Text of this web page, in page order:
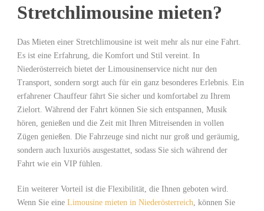
Stretchlimousine mieten?
Das Mieten einer Stretchlimousine ist weit mehr als nur eine Fahrt.
Es ist eine Erfahrung, die Komfort und Stil vereint. In
Niederösterreich bietet der Limousinenservice nicht nur den
Transport, sondern sorgt auch für ein ganz besonderes Erlebnis. Ein
erfahrener Chauffeur fährt Sie sicher und komfortabel zu Ihrem
Zielort. Während der Fahrt können Sie sich entspannen, Musik
hören, genießen und die Zeit mit Ihren Mitreisenden in vollen
Zügen genießen. Die Fahrzeuge sind nicht nur groß und geräumig,
sondern auch luxuriös ausgestattet, sodass Sie sich während der
Fahrt wie ein VIP fühlen.
Ein weiterer Vorteil ist die Flexibilität, die Ihnen geboten wird.
Wenn Sie eine Limousine mieten in Niederösterreich, können Sie